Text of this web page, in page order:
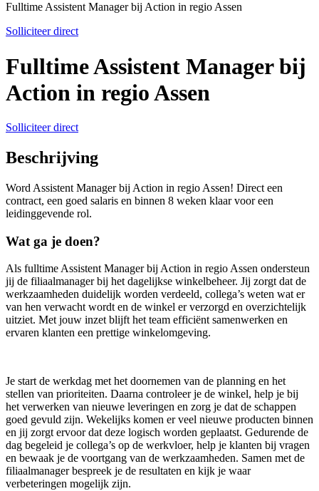
Fulltime Assistent Manager bij Action in regio Assen
Solliciteer direct
Fulltime Assistent Manager bij
Action in regio Assen
Solliciteer direct
Beschrijving
Word Assistent Manager bij Action in regio Assen! Direct een
contract, een goed salaris en binnen 8 weken klaar voor een
leidinggevende rol.
Wat ga je doen?
Als fulltime Assistent Manager bij Action in regio Assen ondersteun
jij de filiaalmanager bij het dagelijkse winkelbeheer. Jij zorgt dat de
werkzaamheden duidelijk worden verdeeld, collega’s weten wat er
van hen verwacht wordt en de winkel er verzorgd en overzichtelijk
uitziet. Met jouw inzet blijft het team efficiënt samenwerken en
ervaren klanten een prettige winkelomgeving.
Je start de werkdag met het doornemen van de planning en het
stellen van prioriteiten. Daarna controleer je de winkel, help je bij
het verwerken van nieuwe leveringen en zorg je dat de schappen
goed gevuld zijn. Wekelijks komen er veel nieuwe producten binnen
en jij zorgt ervoor dat deze logisch worden geplaatst. Gedurende de
dag begeleid je collega’s op de werkvloer, help je klanten bij vragen
en bewaak je de voortgang van de werkzaamheden. Samen met de
filiaalmanager bespreek je de resultaten en kijk je waar
verbeteringen mogelijk zijn.